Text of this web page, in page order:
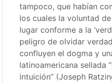
tampoco, que habían
los cuales la voluntad
lugar conforme a la
peligro de olvidar
confluyen el dogma y
latinoamericana sellada
intuición” (Joseph